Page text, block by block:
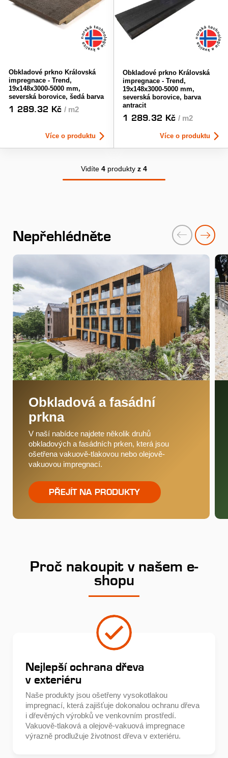
Obkladové prkno Královská
impregnace - Trend,
19x148x3000-5000 mm,
severská borovice, šedá barva
1 289.32 Kč/ m2
Více o produktu
Obkladové prkno Královská
impregnace - Trend,
19x148x3000-5000 mm,
severská borovice, barva
antracit
1 289.32 Kč/ m2
Více o produktu
Vidíte 4 produkty z 4
Nepřehlédněte
Obkladová a fasádní
prkna
V naší nabídce najdete několik druhů
obkladových a fasádních prken, která jsou
ošetřena vakuově-tlakovou nebo olejově-
vakuovou impregnací.
PŘEJÍT NA PRODUKTY
Proč nakoupit v našem e-
shopu
Nejlepší ochrana dřeva
v exteriéru
Naše produkty jsou ošetřeny vysokotlakou
impregnací, která zajišťuje dokonalou ochranu dřeva
i dřevěných výrobků ve venkovním prostředí.
Vakuově-tlaková a olejově-vakuová impregnace
výrazně prodlužuje životnost dřeva v exteriéru.